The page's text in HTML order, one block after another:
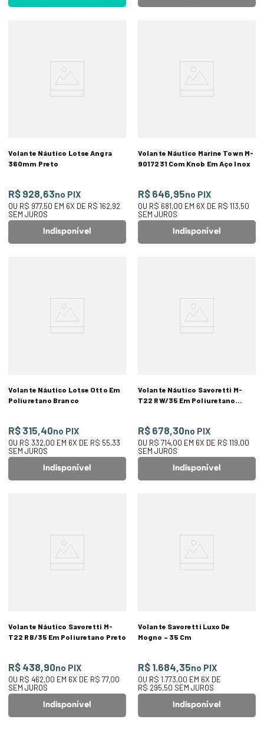
Volante Náutico Lotse Angra
360mm Preto
R$ 928,63no PIX
OU R$ 977,50 EM 6X DE R$ 162,92
SEM JUROS
Indisponível
Volante Náutico Marine Town M-
9017231 Com Knob Em Aço Inox
R$ 646,95no PIX
OU R$ 681,00 EM 6X DE R$ 113,50
SEM JUROS
Indisponível
Volante Náutico Lotse Otto Em
Poliuretano Branco
R$ 315,40no PIX
OU R$ 332,00 EM 6X DE R$ 55,33
SEM JUROS
Indisponível
Volante Náutico Savoretti M-
T22 RW/35 Em Poliuretano
R$ 678,30no PIX
OU R$ 714,00 EM 6X DE R$ 119,00
SEM JUROS
Indisponível
Volante Náutico Savoretti M-
T22 RB/35 Em Poliuretano Preto
R$ 438,90no PIX
OU R$ 462,00 EM 6X DE R$ 77,00
SEM JUROS
Indisponível
Volante Savoretti Luxo De
Mogno – 35 Cm
R$ 1.684,35no PIX
OU R$ 1.773,00 EM 6X DE
R$ 295,50 SEM JUROS
Indisponível